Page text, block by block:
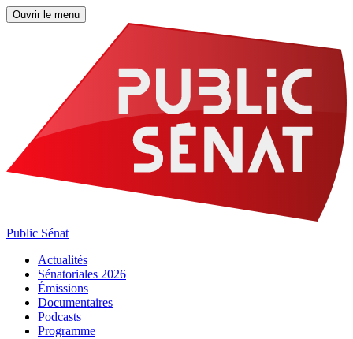
Ouvrir le menu
Public Sénat
Actualités
Sénatoriales 2026
Émissions
Documentaires
Podcasts
Programme